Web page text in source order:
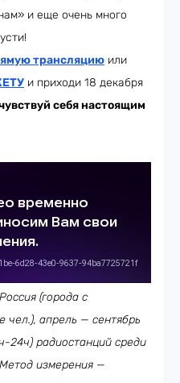
и еще очень много
трансляцию или
и приходи 18 декабря
себя настоящим
(города с
апрель — сентябрь
24ч) радиостанций среди
измерения —